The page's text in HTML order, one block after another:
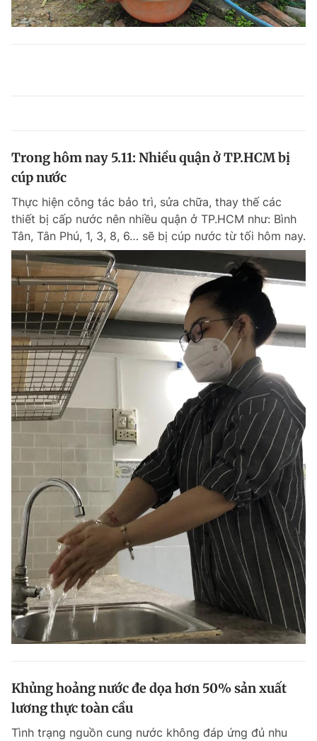
Trong hôm nay 5.11: Nhiều quận ở TP.HCM bị
cúp nước
Thực hiện công tác bảo trì, sửa chữa, thay thế các
thiết bị cấp nước nên nhiều quận ở TP.HCM như: Bình
Tân, Tân Phú, 1, 3, 8, 6… sẽ bị cúp nước từ tối hôm nay.
Khủng hoảng nước đe dọa hơn 50% sản xuất
lương thực toàn cầu
Tình trạng nguồn cung nước không đáp ứng đủ nhu